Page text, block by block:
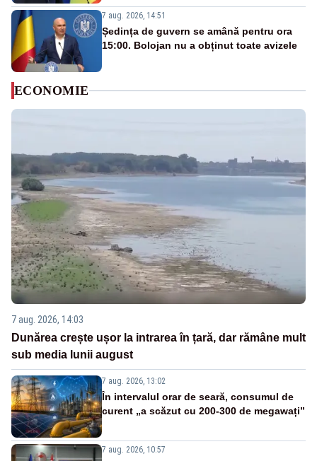
7 aug. 2026, 14:51
Ședința de guvern se amână pentru ora
15:00. Bolojan nu a obținut toate avizele
ECONOMIE
7 aug. 2026, 14:03
Dunărea crește ușor la intrarea în țară, dar rămâne mult
sub media lunii august
7 aug. 2026, 13:02
În intervalul orar de seară, consumul de
curent „a scăzut cu 200-300 de megawați”
7 aug. 2026, 10:57